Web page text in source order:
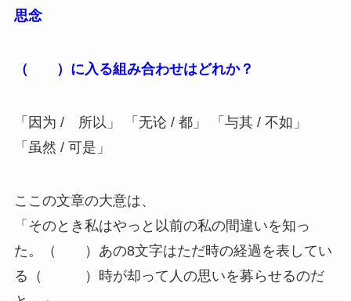
思念
（ ）に入る組み合わせはどれか？
「因为 / 所以」 「无论 / 都」 「与其 / 不如」
「虽然 / 可是」
ここの文章の大意は、
「そのとき私はやっと以前の私の間違いを知っ
た。（ ）あの8文字はただ時の経過を表してい
る（ ）時が却って人の思いを募らせるのだ